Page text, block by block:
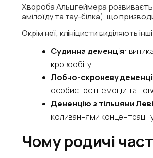
Хвороба Альцгеймера
амілоїду та тау-білка), що
Окрім неї, клініцисти виділяють
Судинна деменція:
кровообігу.
Лобно-скроневу
особистості, емоцій та
Деменцію з тільцями
коливаннями концентрації
Чому родичі